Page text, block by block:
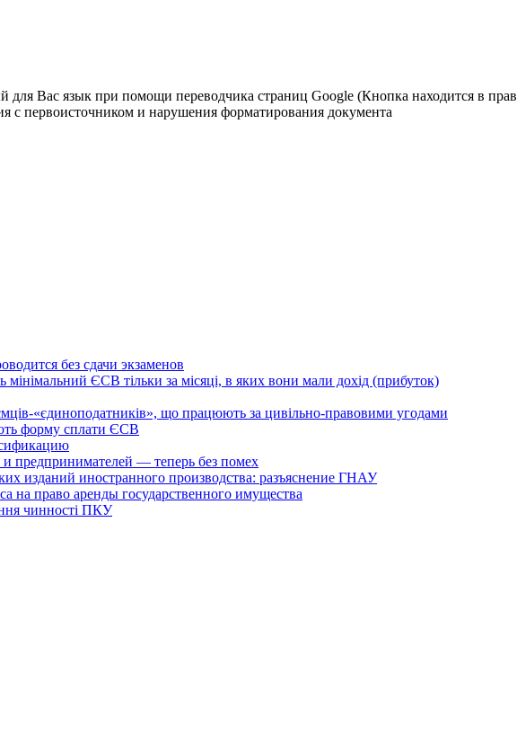
Вас язык при помощи переводчика страниц Google (Кнопка находится в
с первоисточником и нарушения форматирования документа
без сдачи экзаменов
мінімальний ЄСВ тільки за місяці, в яких вони мали дохід (прибуток)
«єдиноподатників», що працюють за цивільно-правовими угодами
форму сплати ЄСВ
предпринимателей — теперь без помех
изданий иностранного производства: разъяснение ГНАУ
на право аренды государственного имущества
чинності ПКУ